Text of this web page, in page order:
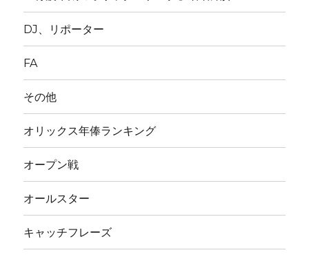
DJ、リポーター
FA
その他
オリックス年俸ランキング
オープン戦
オールスター
キャッチフレーズ